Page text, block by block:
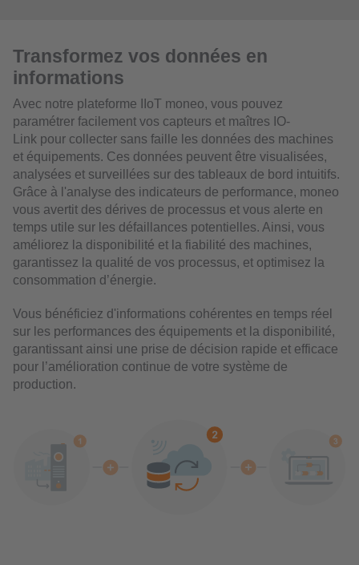
Transformez vos données en
informations
Avec notre plateforme IIoT moneo, vous pouvez
paramétrer facilement vos capteurs et maîtres IO-
Link pour collecter sans faille les données des machines
et équipements. Ces données peuvent être visualisées,
analysées et surveillées sur des tableaux de bord intuitifs.
Grâce à l'analyse des indicateurs de performance, moneo
vous avertit des dérives de processus et vous alerte en
temps utile sur les défaillances potentielles. Ainsi, vous
améliorez la disponibilité et la fiabilité des machines,
garantissez la qualité de vos processus, et optimisez la
consommation d’énergie.
Vous bénéficiez d'informations cohérentes en temps réel
sur les performances des équipements et la disponibilité,
garantissant ainsi une prise de décision rapide et efficace
pour l’amélioration continue de votre système de
production.